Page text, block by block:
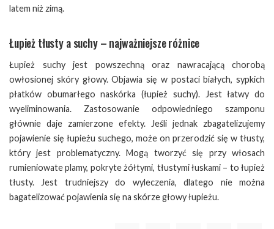
latem niż zimą.
Łupież tłusty a suchy – najważniejsze różnice
Łupież suchy jest powszechną oraz nawracającą chorobą
owłosionej skóry głowy. Objawia się w postaci białych, sypkich
płatków obumarłego naskórka (łupież suchy). Jest łatwy do
wyeliminowania. Zastosowanie odpowiedniego szamponu
głównie daje zamierzone efekty. Jeśli jednak zbagatelizujemy
pojawienie się łupieżu suchego, może on przerodzić się w tłusty,
który jest problematyczny. Mogą tworzyć się przy włosach
rumieniowate plamy, pokryte żółtymi, tłustymi łuskami – to łupież
tłusty. Jest trudniejszy do wyleczenia, dlatego nie można
bagatelizować pojawienia się na skórze głowy łupieżu.